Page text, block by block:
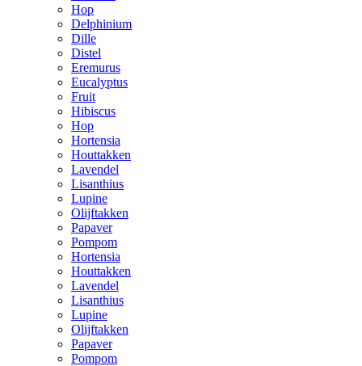
Hop
Delphinium
Dille
Distel
Eremurus
Eucalyptus
Fruit
Hibiscus
Hop
Hortensia
Houttakken
Lavendel
Lisanthius
Lupine
Olijftakken
Papaver
Pompom
Hortensia
Houttakken
Lavendel
Lisanthius
Lupine
Olijftakken
Papaver
Pompom